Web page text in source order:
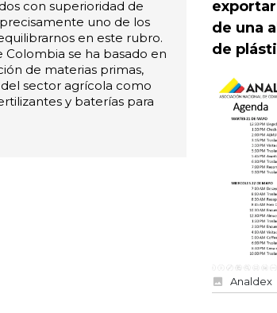
con superioridad de
uno de los
en este rubro.
Colombia se ha basado en
de materias primas,
sector agrícola como
y baterías para
de una
de
Analdex